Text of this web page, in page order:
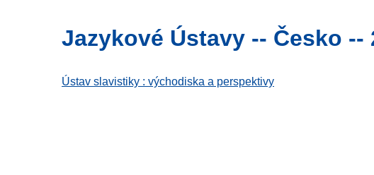
Jazykové Ústavy -- Česko --
Ústav slavistiky : východiska a perspektivy